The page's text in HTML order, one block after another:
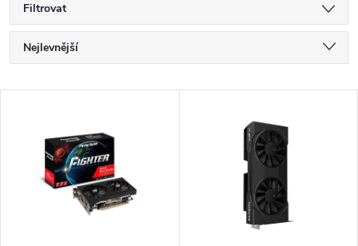
Filtrovat
Ř
a
Nejlevnější
Abecedně